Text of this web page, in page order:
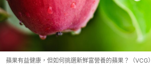
蘋果有益健康，但如何挑選新鮮富營養的蘋果？（VCG）